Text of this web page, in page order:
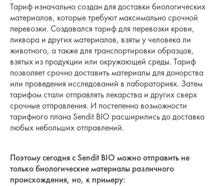
Тариф изначально создан для доставки биологических
материалов, которые требуют максимально срочной
перевозки. Создавался тариф для перевозки крови,
ликвора и других материалов, взяты у человека ли
животного, а также для транспортировки образцов,
взятых из продукции или окружающей среды. Тариф
позволяет срочно доставить материалы для донорства
или проведения исследований в лабораториях. Затем
тарифом стали отправлять лекарства и других сверх
срочные отправления. И постепенно возможности
тарифного плана Sendit BIO расширились до доставка
любых небольших отправлений.
Поэтому сегодня с Sendit BIO можно отправить не
только биологические материалы различного
происхождения, но, к примеру: